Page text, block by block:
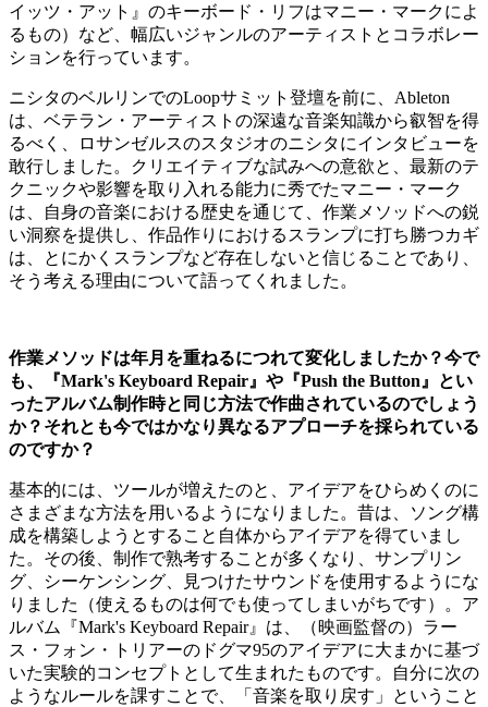
イッツ・アット』のキーボード・リフはマニー・マークによ
るもの）など、幅広いジャンルのアーティストとコラボレー
ションを行っています。
ニシタのベルリンでのLoopサミット登壇を前に、Ableton
は、ベテラン・アーティストの深遠な音楽知識から叡智を得
るべく、ロサンゼルスのスタジオのニシタにインタビューを
敢行しました。クリエイティブな試みへの意欲と、最新のテ
クニックや影響を取り入れる能力に秀でたマニー・マーク
は、自身の音楽における歴史を通じて、作業メソッドへの鋭
い洞察を提供し、作品作りにおけるスランプに打ち勝つカギ
は、とにかくスランプなど存在しないと信じることであり、
そう考える理由について語ってくれました。
作業メソッドは年月を重ねるにつれて変化しましたか？今で
も、『Mark's Keyboard Repair』や『Push the Button』とい
ったアルバム制作時と同じ方法で作曲されているのでしょう
か？それとも今ではかなり異なるアプローチを採られている
のですか？
基本的には、ツールが増えたのと、アイデアをひらめくのに
さまざまな方法を用いるようになりました。昔は、ソング構
成を構築しようとすること自体からアイデアを得ていまし
た。その後、制作で熟考することが多くなり、サンプリン
グ、シーケンシング、見つけたサウンドを使用するようにな
りました（使えるものは何でも使ってしまいがちです）。ア
ルバム『Mark's Keyboard Repair』は、（映画監督の）ラー
ス・フォン・トリアーのドグマ95のアイデアに大まかに基づ
いた実験的コンセプトとして生まれたものです。自分に次の
ようなルールを課すことで、「音楽を取り戻す」ということ